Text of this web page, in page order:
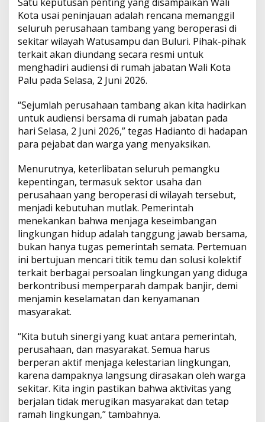
Kota usai peninjauan adalah rencana memanggil
seluruh perusahaan tambang yang beroperasi di
sekitar wilayah Watusampu dan Buluri. Pihak-pihak
terkait akan diundang secara resmi untuk
menghadiri audiensi di rumah jabatan Wali Kota
Palu pada Selasa, 2 Juni 2026.
“Sejumlah perusahaan tambang akan kita hadirkan
untuk audiensi bersama di rumah jabatan pada
hari Selasa, 2 Juni 2026,” tegas Hadianto di hadapan
para pejabat dan warga yang menyaksikan.
Menurutnya, keterlibatan seluruh pemangku
kepentingan, termasuk sektor usaha dan
perusahaan yang beroperasi di wilayah tersebut,
menjadi kebutuhan mutlak. Pemerintah
menekankan bahwa menjaga keseimbangan
lingkungan hidup adalah tanggung jawab bersama,
bukan hanya tugas pemerintah semata. Pertemuan
ini bertujuan mencari titik temu dan solusi kolektif
terkait berbagai persoalan lingkungan yang diduga
berkontribusi memperparah dampak banjir, demi
menjamin keselamatan dan kenyamanan
masyarakat.
“Kita butuh sinergi yang kuat antara pemerintah,
perusahaan, dan masyarakat. Semua harus
berperan aktif menjaga kelestarian lingkungan,
karena dampaknya langsung dirasakan oleh warga
sekitar. Kita ingin pastikan bahwa aktivitas yang
berjalan tidak merugikan masyarakat dan tetap
ramah lingkungan,” tambahnya.